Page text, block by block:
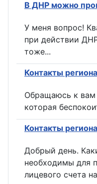
У меня вопрос!
при действии
тоже...
Обращаюсь к вам
которая
Добрый день.
необходимы для
лицевого счета